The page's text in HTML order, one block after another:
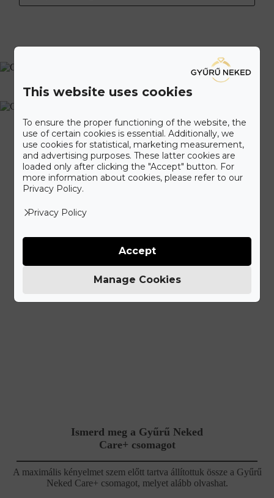
Ismerd meg a Gyűrű Neked
Care+ csomagot
A maximális kényelmet szem előtt tartva állítottuk össze a Gyűrű
Neked Care+ csomagot, melyet alább olvashat.
This website uses cookies
To ensure the proper functioning of the website, the
use of certain cookies is essential. Additionally, we
use cookies for statistical, marketing measurement,
and advertising purposes. These latter cookies are
loaded only after clicking the "Accept" button. For
more information about cookies, please refer to our
Privacy Policy.
Privacy Policy
Manage Cookies
Accept